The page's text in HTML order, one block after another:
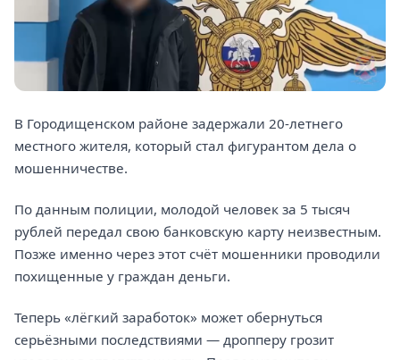
В Городищенском районе задержали 20-летнего
местного жителя, который стал фигурантом дела о
мошенничестве.
По данным полиции, молодой человек за 5 тысяч
рублей передал свою банковскую карту неизвестным.
Позже именно через этот счёт мошенники проводили
похищенные у граждан деньги.
Теперь «лёгкий заработок» может обернуться
серьёзными последствиями — дропперу грозит